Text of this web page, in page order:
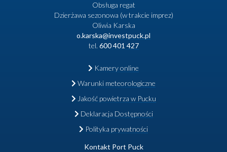
Obsługa regat
Dzierżawa sezonowa (w trakcie imprez)
Oliwia Karska
o.karska@investpuck.pl
tel. 600 401 427
Kamery online
Warunki meteorologiczne
Jakość powietrza w Pucku
Deklaracja Dostępności
Polityka prywatności
Kontakt Port Puck